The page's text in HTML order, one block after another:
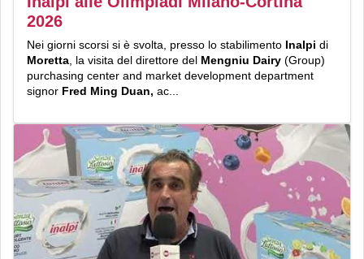
2026
Nei giorni scorsi si è svolta, presso lo stabilimento Inalpi di
Moretta, la visita del direttore del Mengniu Dairy (Group)
purchasing center and market development department
signor Fred Ming Duan, ac...